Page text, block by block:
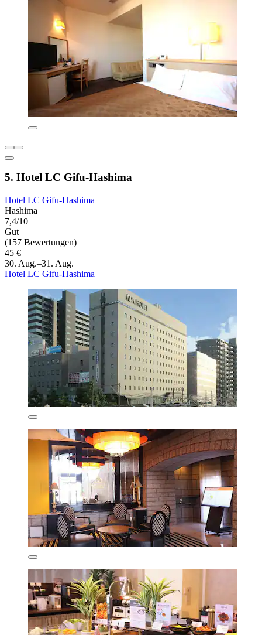
5. Hotel LC Gifu-Hashima
Hotel LC Gifu-Hashima
Hashima
7,4/10
Gut
(157 Bewertungen)
45 €
30. Aug.–31. Aug.
Hotel LC Gifu-Hashima